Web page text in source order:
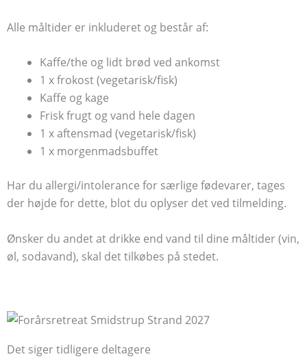
Alle måltider er inkluderet og består af:
Kaffe/the og lidt brød ved ankomst
1 x frokost(vegetarisk/fisk)
Kaffe og kage
Frisk frugt og vand hele dagen
1 x aftensmad (vegetarisk/fisk)
1 x morgenmadsbuffet
Har du allergi/intolerance for særlige fødevarer, tages
der højde for dette, blot du oplyser det ved tilmelding.
Ønsker du andet at drikke end vand til dine måltider (vin,
øl, sodavand), skal det tilkøbes på stedet.
Det siger tidligere deltagere